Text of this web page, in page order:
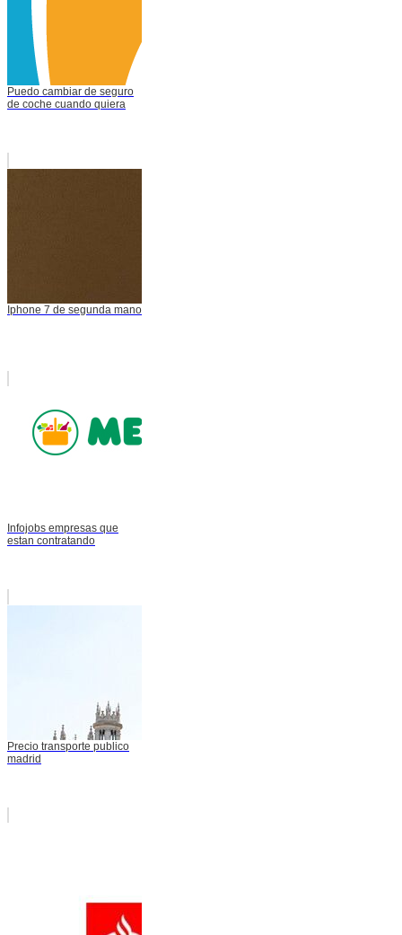
Puedo cambiar de seguro
de coche cuando quiera
Iphone 7 de segunda mano
Infojobs empresas que
estan contratando
Precio transporte publico
madrid